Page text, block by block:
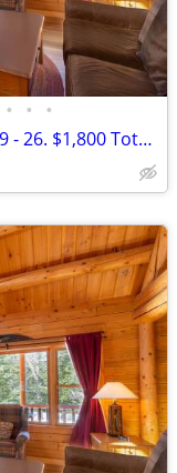
• • •
RANGELEY - 3 bedroom cabin Sept 19 - 26. $1,800 Total for Week